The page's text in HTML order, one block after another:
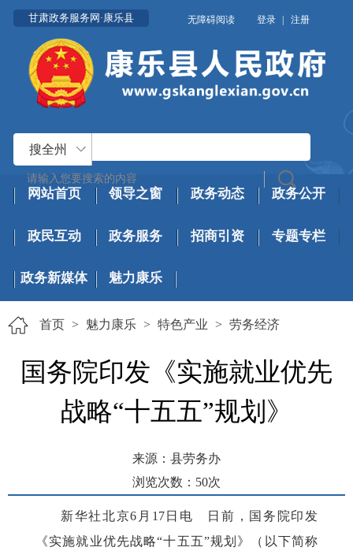
甘肃政务服务网·康乐县 无障碍阅读 登录 | 注册
搜全州
网站首页 领导之窗 政务动态 政务公开
政民互动 政务服务 招商引资 专题专栏
政务新媒体 魅力康乐
首页 > 魅力康乐 > 特色产业 > 劳务经济
国务院印发《实施就业优先
战略“十五五”规划》
来源：县劳务办
浏览次数： 50次
新华社北京6月17日电 日前，国务院印发
《实施就业优先战略“十五五”规划》（以下简称